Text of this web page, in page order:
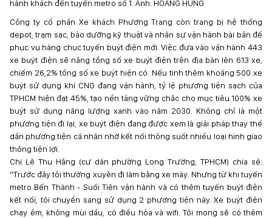
hành khách đến tuyến metro số 1. Ảnh: HOÀNG HÙNG
Công ty cổ phần Xe khách Phương Trang còn trang bị hệ thống
depot, trạm sạc, bảo dưỡng kỹ thuật và nhân sự vận hành bài bản để
phục vụ hàng chục tuyến buýt điện mới. Việc đưa vào vận hành 443
xe buýt điện sẽ nâng tổng số xe buýt điện trên địa bàn lên 613 xe,
chiếm 26,2% tổng số xe buýt hiện có. Nếu tính thêm khoảng 500 xe
buýt sử dụng khí CNG đang vận hành, tỷ lệ phương tiện sạch của
TPHCM hiện đạt 45%, tạo nền tảng vững chắc cho mục tiêu 100% xe
buýt sử dụng năng lượng xanh vào năm 2030. Không chỉ là một
phương tiện đi lại, xe buýt điện đang được xem là giải pháp thay thế
dần phương tiện cá nhân nhờ kết nối thông suốt nhiều loại hình giao
thông tiện lợi.
Chị Lê Thu Hằng (cư dân phường Long Trường, TPHCM) chia sẻ:
“Trước đây tôi thường xuyên đi làm bằng xe máy. Nhưng từ khi tuyến
metro Bến Thành - Suối Tiên vận hành và có thêm tuyến buýt điện
kết nối, tôi chuyển sang sử dụng 2 phương tiện này. Xe buýt điện
chạy êm, không mùi dầu, có điều hòa và wifi. Tôi mong sẽ có thêm